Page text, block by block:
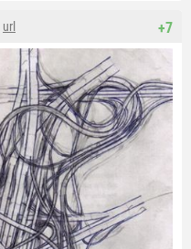
+7
url